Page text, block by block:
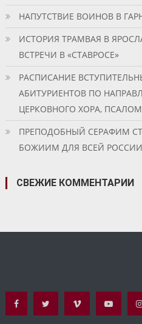
НАПУТСТВИЕ ВОИНОВ В
ИСТОРИЯ ТРАМВАЯ В
ВСТРЕЧИ В «СТАВРОСЕ»
РАСПИСАНИЕ
АБИТУРИЕНТОВ ПО
ЦЕРКОВНОГО ХОРА,
ПРЕПОДОБНЫЙ СЕРАФИМ
БОЖИИМ ДЛЯ ВСЕЙ РОССИИ
СВЕЖИЕ КОММЕНТАРИИ